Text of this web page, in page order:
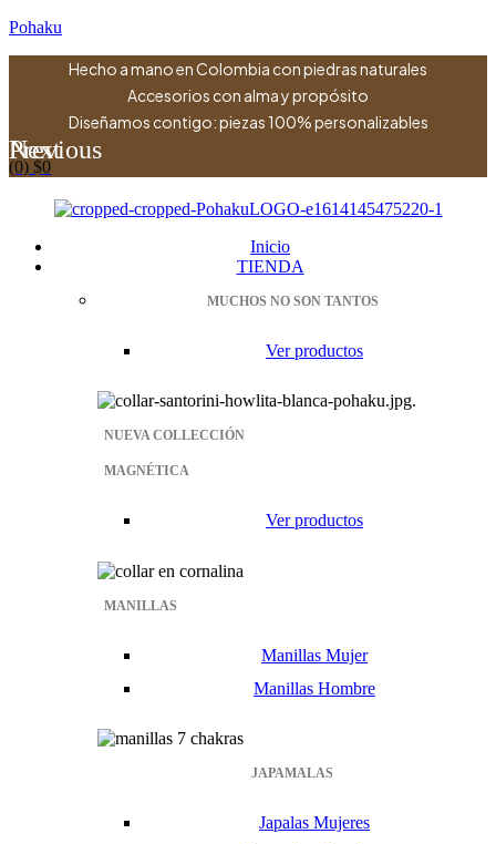
Pohaku
Hecho a mano en Colombia con piedras naturales
Accesorios con alma y propósito
Diseñamos contigo: piezas 100% personalizables
Previous
Next
(0) $0
Inicio
TIENDA
MUCHOS NO SON TANTOS
Ver productos
NUEVA COLLECCIÓN
MAGNÉTICA
Ver productos
MANILLAS
Manillas Mujer
Manillas Hombre
JAPAMALAS
Japalas Mujeres